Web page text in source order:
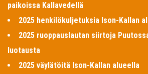
paikoissa Kallavedellä
2025 henkilökuljetuksia Ison-Kallan
2025 ruoppauslautan siirtoja
luotausta
2025 väylätöitä Ison-Kallan alueella